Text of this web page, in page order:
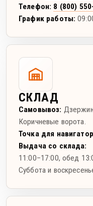
Телефон: 8 (800)
График работы:
СКЛАД
Самовывоз:
Коричневые ворота.
Точка для
Выдача со склада:
11:00–17:00, обед
Суббота и